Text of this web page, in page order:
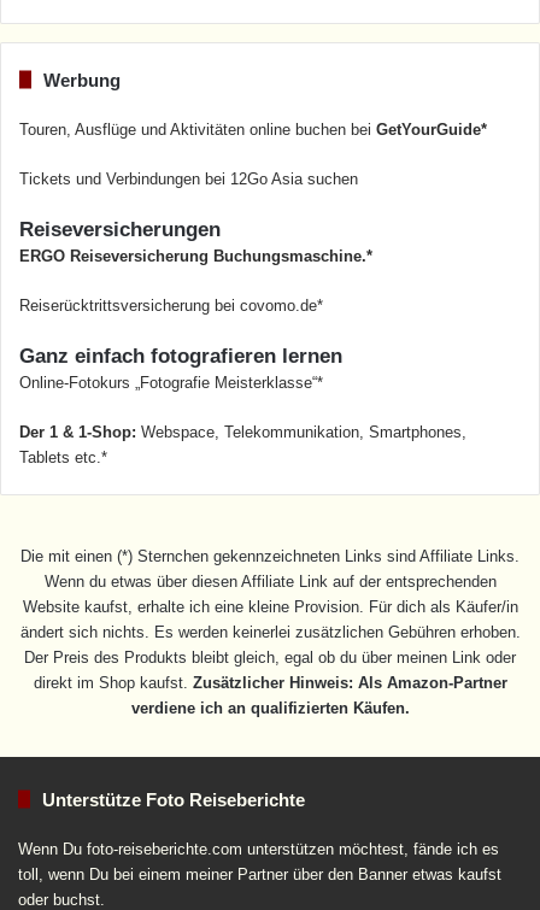
Werbung
Touren, Ausflüge und Aktivitäten online buchen bei GetYourGuide*
Tickets und Verbindungen bei 12Go Asia suchen
Reiseversicherungen
ERGO Reiseversicherung Buchungsmaschine.*
Reiserücktrittsversicherung bei covomo.de*
Ganz einfach fotografieren lernen
Online-Fotokurs „Fotografie Meisterklasse“*
Der 1 & 1-Shop: Webspace, Telekommunikation, Smartphones,
Tablets etc.*
Die mit einen (*) Sternchen gekennzeichneten Links sind Affiliate Links.
Wenn du etwas über diesen Affiliate Link auf der entsprechenden
Website kaufst, erhalte ich eine kleine Provision. Für dich als Käufer/in
ändert sich nichts. Es werden keinerlei zusätzlichen Gebühren erhoben.
Der Preis des Produkts bleibt gleich, egal ob du über meinen Link oder
direkt im Shop kaufst. Zusätzlicher Hinweis: Als Amazon-Partner
verdiene ich an qualifizierten Käufen.
Unterstütze Foto Reiseberichte
Wenn Du foto-reiseberichte.com unterstützen möchtest, fände ich es
toll, wenn Du bei einem meiner Partner über den Banner etwas kaufst
oder buchst.